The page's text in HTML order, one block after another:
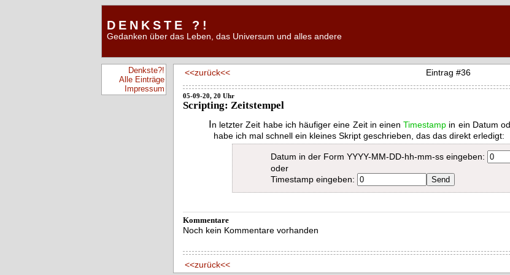
DENKSTE ?!
Gedanken über das Leben, das Universum und alles andere
Denkste?!
Alle Einträge
Impressum
<<zurück<< Eintrag #36
05-09-20, 20 Uhr
Scripting: Zeitstempel
In letzter Zeit habe ich häufiger eine Zeit in einenTimestamp in ein Datum
habe ich mal schnell ein kleines Skript geschrieben, das das direkt erledigt:
Datum in der Form YYYY-MM-DD-hh-mm-ss eingeben:
oder
Timestamp eingeben:
Kommentare
Noch kein Kommentare vorhanden
<<zurück<<